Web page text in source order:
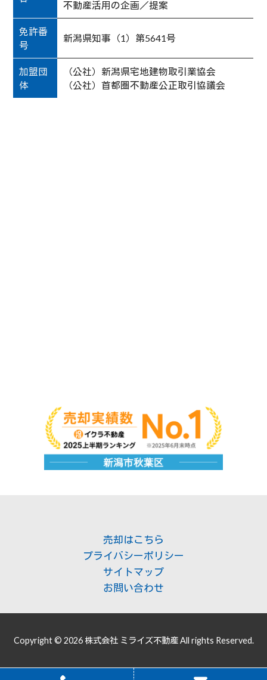
不動産活用の企画／提案
免許番
号
新潟県知事（1）第5641号
加盟団
体
（公社）新潟県宅地建物取引業協会
（公社）首都圏不動産公正取引協議会
売却はこちら
プライバシーポリシー
サイトマップ
お問い合わせ
Copyright © 2026 株式会社 ミライズ不動産 All rights Reserved.